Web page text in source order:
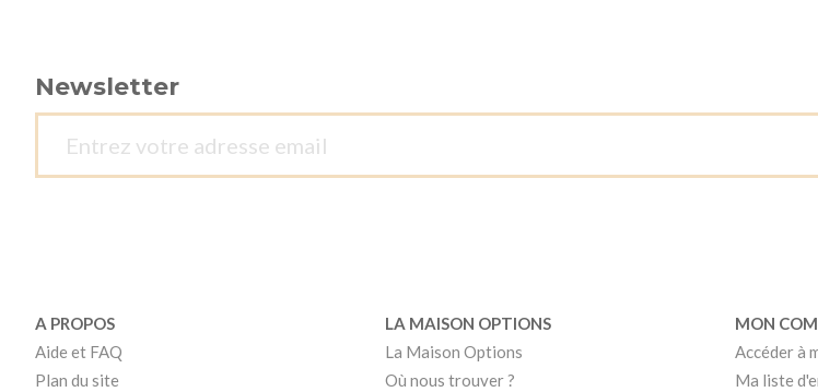
Newsletter
A PROPOS
Aide et FAQ
Plan du site
LA MAISON OPTIONS
La Maison Options
Où nous trouver ?
MON
Accéder à
Ma liste